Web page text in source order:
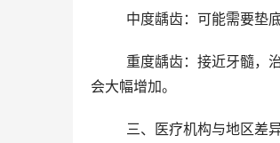
中度龋齿：可能需要垫
会大幅增加。
三、医疗机构与地区差